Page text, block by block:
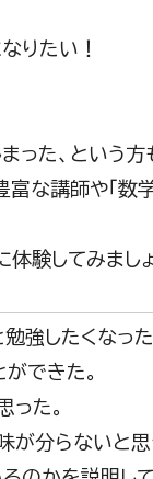
りたい！
った、という方
な講師や「数
験してみましょ
強したくなった
できた。
た。
が分らないと